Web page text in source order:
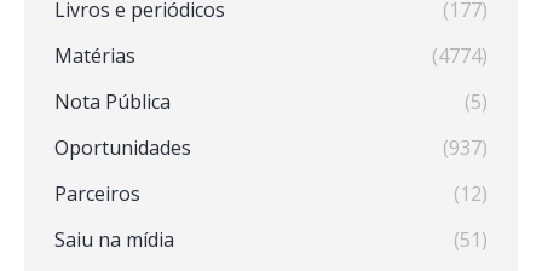
Livros e periódicos
(177)
Matérias
(4774)
Nota Pública
(5)
Oportunidades
(937)
Parceiros
(12)
Saiu na mídia
(51)